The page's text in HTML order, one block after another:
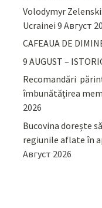
Volodymyr
Ucrainei 9 Август
CAFEAUA DE
9 AUGUST –
Recomandări
îmbunătățirea
2026
Bucovina dorește
regiunile aflate în
Август 2026